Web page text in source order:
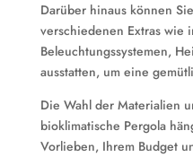
Darüber hinaus können
verschiedenen Extras wie
Beleuchtungssystemen,
ausstatten, um eine
Die Wahl der Materialien
bioklimatische Pergola
Vorlieben, Ihrem Budget